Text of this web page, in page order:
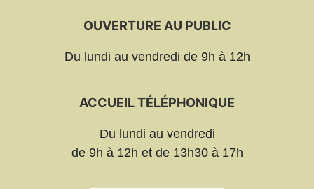
OUVERTURE AU PUBLIC
Du lundi au vendredi de 9h à 12h
ACCUEIL TÉLÉPHONIQUE
Du lundi au vendredi
de 9h à 12h et de 13h30 à 17h